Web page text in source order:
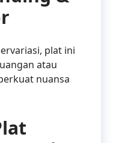
plat ini
atau
nuansa